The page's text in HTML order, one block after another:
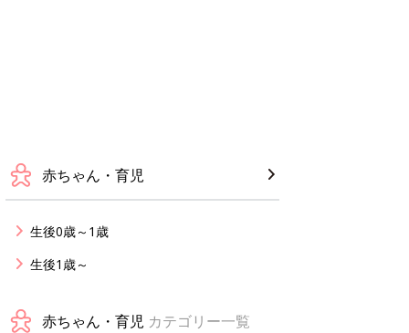
赤ちゃん・育児
生後0歳～1歳
生後1歳～
赤ちゃん・育児 カテゴリー一覧